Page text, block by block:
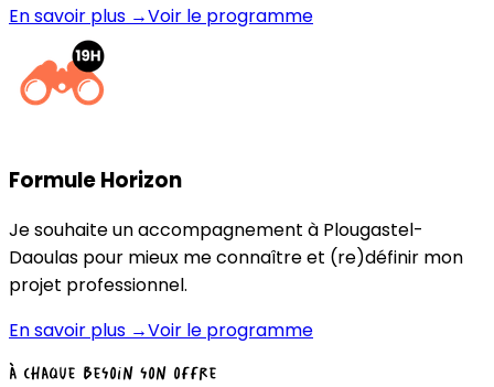
En savoir plus →Voir le programme
Formule Horizon
Je souhaite un accompagnement à Plougastel-
Daoulas pour mieux me connaître et (re)définir mon
projet professionnel.
En savoir plus →Voir le programme
À chaque besoin son offre